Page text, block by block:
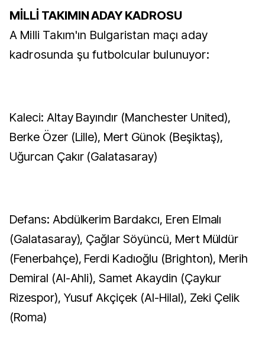
MİLLİ TAKIMIN ADAY KADROSU
A Milli Takım'ın Bulgaristan maçı aday
kadrosunda şu futbolcular bulunuyor:
Kaleci: Altay Bayındır (Manchester United),
Berke Özer (Lille), Mert Günok (Beşiktaş),
Uğurcan Çakır (Galatasaray)
Defans: Abdülkerim Bardakcı, Eren Elmalı
(Galatasaray), Çağlar Söyüncü, Mert Müldür
(Fenerbahçe), Ferdi Kadıoğlu (Brighton), Merih
Demiral (Al-Ahli), Samet Akaydin (Çaykur
Rizespor), Yusuf Akçiçek (Al-Hilal), Zeki Çelik
(Roma)